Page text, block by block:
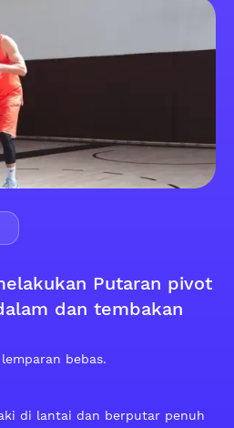
Putaran pivot
dan tembakan
bebas.
di lantai dan berputar penuh